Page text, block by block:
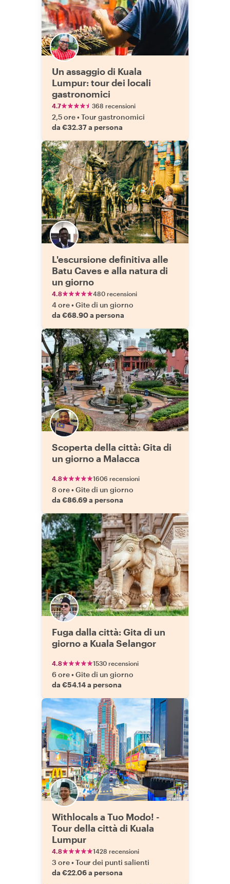
Un assaggio di Kuala
Lumpur: tour dei locali
gastronomici
4.7 368 recensioni
2,5 ore•Tour gastronomici
da €32.37 a persona
L'escursione definitiva alle
Batu Caves e alla natura di
un giorno
4.8 480 recensioni
4 ore•Gite di un giorno
da €68.90 a persona
Scoperta della città: Gita di
un giorno a Malacca
4.8 1606 recensioni
8 ore•Gite di un giorno
da €86.69 a persona
Fuga dalla città: Gita di un
giorno a Kuala Selangor
4.8 1530 recensioni
6 ore•Gite di un giorno
da €54.14 a persona
Withlocals a Tuo Modo! -
Tour della città di Kuala
Lumpur
4.8 1428 recensioni
3 ore•Tour dei punti salienti
da €22.06 a persona